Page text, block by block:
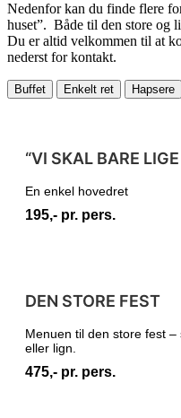
Nedenfor kan du finde flere
huset”. Både til den store og
Du er altid velkommen til at
nederst for kontakt.
Buffet Enkelt ret Hapsere
“VI SKAL BARE
En enkel hovedret
195,- pr. pers.
DEN STORE FEST
Menuen til den store fest
eller lign.
475,- pr. pers.